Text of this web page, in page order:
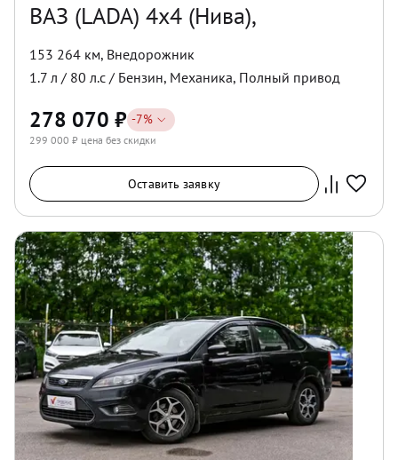
ВАЗ (LADA) 4x4 (Нива),
153 264 км, Внедорожник
1.7 л / 80 л.с / Бензин, Механика, Полный привод
278 070 ₽ -7%
299 000 ₽ цена без скидки
Оставить заявку